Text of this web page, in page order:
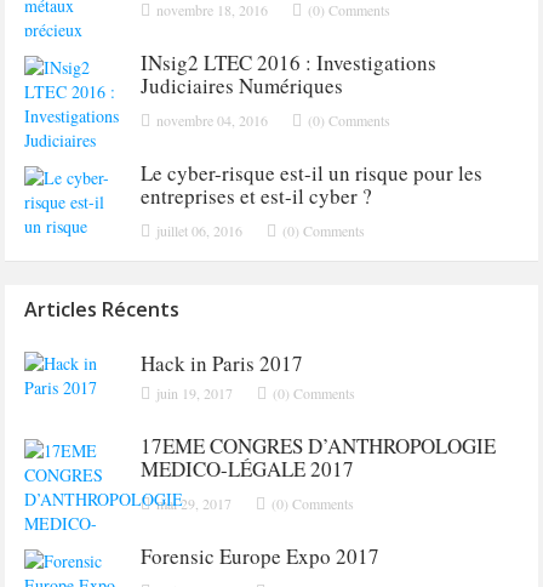
novembre 18, 2016 (0) Comments
INsig2 LTEC 2016 : Investigations
Judiciaires Numériques
novembre 04, 2016 (0) Comments
Le cyber-risque est-il un risque pour les
entreprises et est-il cyber ?
juillet 06, 2016 (0) Comments
Articles Récents
Hack in Paris 2017
juin 19, 2017 (0) Comments
17EME CONGRES D’ANTHROPOLOGIE
MEDICO-LÉGALE 2017
mai 29, 2017 (0) Comments
Forensic Europe Expo 2017